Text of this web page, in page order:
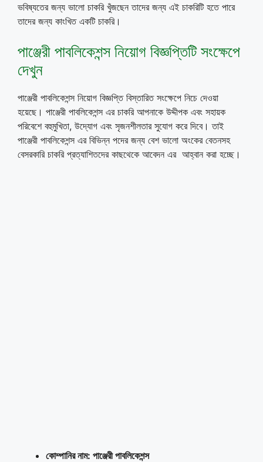
ভবিষ্যতের জন্য ভালো চাকরি খুঁজছেন তাদের জন্য এই চাকরিটি হতে পারে
তাদের জন্য কাংখিত একটি চাকরি।
পাঞ্জেরী পাবলিকেশন্স নিয়োগ বিজ্ঞপ্তিটি সংক্ষেপে
দেখুন
পাঞ্জেরী পাবলিকেশন্স নিয়োগ বিজ্ঞপ্তি বিস্তারিত সংক্ষেপে নিচে দেওয়া
হয়েছে। পাঞ্জেরী পাবলিকেশন্স এর চাকরি আপনাকে উদ্দীপক এবং সহায়ক
পরিবেশে বহুমুখিতা, উদ্যোগ এবং সৃজনশীলতার সুযোগ করে দিবে। তাই
পাঞ্জেরী পাবলিকেশন্স এর বিভিন্ন পদের জন্য বেশ ভালো অংকের বেতনসহ
বেসরকারি চাকরি প্রত্যাশিতদের কাছথেকে আবেদন এর আহ্বান করা হচ্ছে।
কোম্পানির নাম: পাঞ্জেরী পাবলিকেশন্স